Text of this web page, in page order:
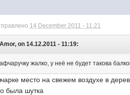
14 December 2011 - 11:21
Amor, on 14.12.2011 - 11:19:
афчаручку жалко, у неё не будет такова
место на свежем воздухе в
была шутка